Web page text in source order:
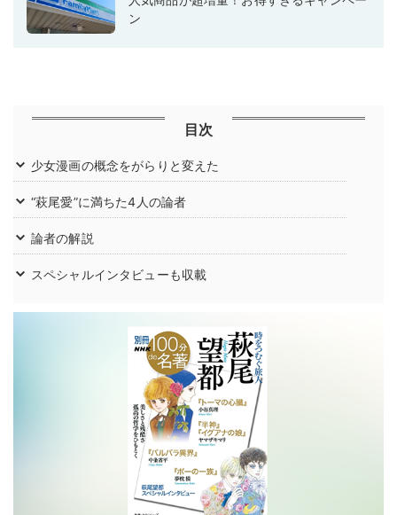
ン
目次
少女漫画の概念をがらりと変えた
“萩尾愛”に満ちた4人の論者
論者の解説
スペシャルインタビューも収載